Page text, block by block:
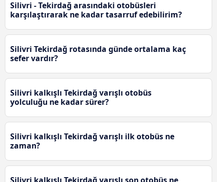
Silivri - Tekirdağ arasındaki otobüsleri
karşılaştırarak ne kadar tasarruf edebilirim?
Silivri Tekirdağ rotasında günde ortalama kaç
sefer vardır?
Silivri kalkışlı Tekirdağ varışlı otobüs
yolculuğu ne kadar sürer?
Silivri kalkışlı Tekirdağ varışlı ilk otobüs ne
zaman?